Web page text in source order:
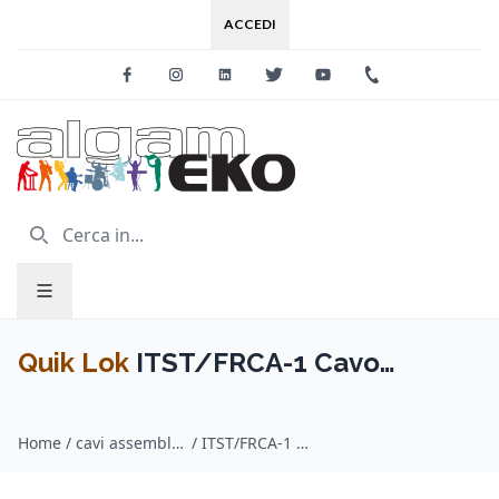
ACCEDI
FacebookInstagramLinkedinTwitter Youtube
Quik Lok ITST/FRCA-1 Cavo
Home / cavi assemblati adattatori / Quik Lok / ITST/FRCA-1 Cavo Cannon XLR Femmina / Spina Phono RCA 1 mt